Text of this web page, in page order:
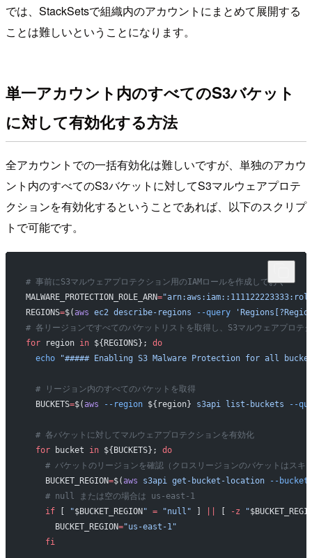
では、StackSetsで組織内のアカウントにまとめて展開する
ことは難しいということになります。
単一アカウント内のすべてのS3バケット
に対して有効化する方法
全アカウントでの一括有効化は難しいですが、単独のアカウ
ント内のすべてのS3バケットに対してS3マルウェアプロテ
クションを有効化するということであれば、以下のスクリプ
トで可能です。
# 事前にS3マルウェアプロテクション用のIAMロールを作成しておく
MALWARE_PROTECTION_ROLE_ARN=
REGIONS=$(aws ec2 describe-regions --query
# 各リージョンですべてのバケットリストを取得し、S3マルウェアプロテ
for region in ${REGIONS}; do
  echo
"##### Enabling S3 Malware Protection for all
  # リージョン内のすべてのバケットを取得
  BUCKETS
=$(aws --region ${region} s3api list-buckets --
  # 各バケットに対してマルウェアプロテクションを有効化
  for
bucket in ${BUCKETS}; do
# バケットのリージョンを確認（クロスリージョンのバケットはスキ
    BUCKET_REGION
=$(aws s3api get-bucket-location --bucket
    # null または空の場合は us-east-1
    if
[ "$BUCKET_REGION " = "null" -z "
      BUCKET_REGION
="us-east-1"
    fi